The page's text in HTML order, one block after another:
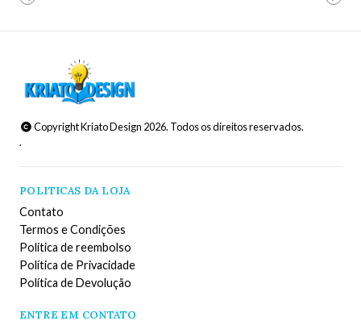
Copyright Kriato Design 2026. Todos os direitos reservados.
.
POLITICAS DA LOJA
Contato
Termos e Condições
Politica de reembolso
Política de Privacidade
Política de Devolução
ENTRE EM CONTATO